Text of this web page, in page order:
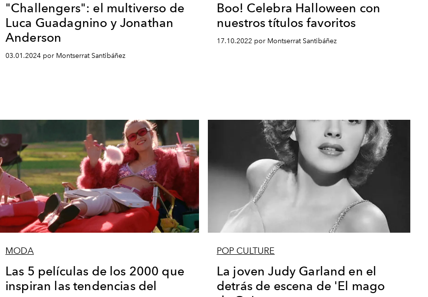
"Challengers": el multiverso de
Luca Guadagnino y Jonathan
Anderson
03.01.2024 por Montserrat Santibáñez
Boo! Celebra Halloween con
nuestros títulos favoritos
17.10.2022 por Montserrat Santibáñez
MODA
Las 5 películas de los 2000 que
inspiran las tendencias del
POP CULTURE
La joven Judy Garland en el
detrás de escena de 'El mago